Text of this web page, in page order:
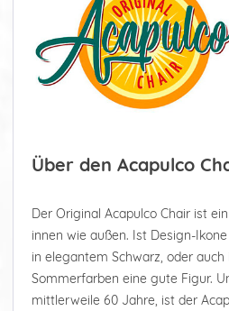
Über den Acapulco
Der Original Acapulco Chair ist
innen wie außen. Ist Design-
in elegantem Schwarz, oder auch
Sommerfarben eine gute Figur.
mittlerweile 60 Jahre, ist der